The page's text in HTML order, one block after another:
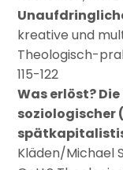
kreative und
Theologisch-
115-122
Was erlöst?
soziologischer
Kläden/Michael